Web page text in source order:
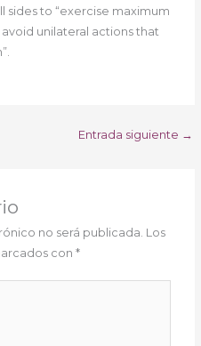
sides to “exercise maximum
unilateral actions that
Entrada siguiente →
no será publicada. Los
con*